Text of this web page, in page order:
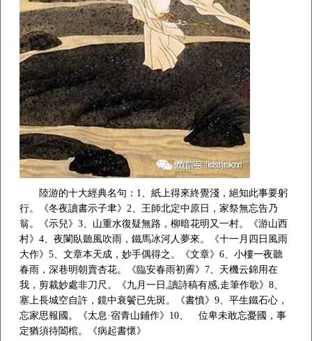
陸游的十大經典名句：1、紙上得來終覺淺，絕知此事要躬
行。《冬夜讀書示子聿》2、王師北定中原日，家祭無忘告乃
翁。《示兒》3、山重水復疑無路，柳暗花明又一村。《游山西
村》4、夜闌臥聽風吹雨，鐵馬冰河人夢來。《十一月四日風雨
大作》5、文章本天成，妙手偶得之。《文章》6、小樓一夜聽
春雨，深巷明朝賣杏花。《臨安春雨初霽》7、天機云錦用在
我，剪裁妙處非刀尺。《九月一日,讀詩稿有感,走筆作歌》8、
塞上長城空自許，鏡中衰鬢已先斑。《書憤》9、平生鐵石心，
忘家思報國。《太息·宿青山鋪作》10、 位卑未敢忘憂國，事
定猶須待闔棺。《病起書懷》